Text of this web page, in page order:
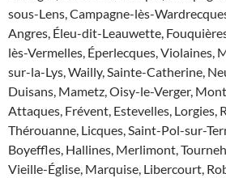
sous-Lens, Campagne-lès-
Angres, Éleu-dit-Leauwette,
lès-Vermelles, Éperlecques, Violaines,
sur-la-Lys, Wailly, Sainte-Catherine,
Duisans, Mametz, Oisy-le-Verger,
Attaques, Frévent, Estevelles, Lorgies,
Thérouanne, Licques, Saint-Pol-sur-
Boyeffles, Hallines, Merlimont,
Vieille-Église, Marquise, Libercourt,